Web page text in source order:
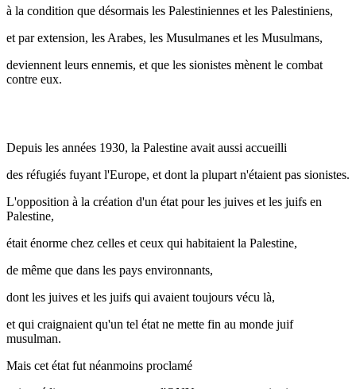
à la condition que désormais les Palestiniennes et les Palestiniens,
et par extension, les Arabes, les Musulmanes et les Musulmans,
deviennent leurs ennemis, et que les sionistes mènent le combat
contre eux.
Depuis les années 1930, la Palestine avait aussi accueilli
des réfugiés fuyant l'Europe, et dont la plupart n'étaient pas sionistes.
L'opposition à la création d'un état pour les juives et les juifs en
Palestine,
était énorme chez celles et ceux qui habitaient la Palestine,
de même que dans les pays environnants,
dont les juives et les juifs qui avaient toujours vécu là,
et qui craignaient qu'un tel état ne mette fin au monde juif
musulman.
Mais cet état fut néanmoins proclamé